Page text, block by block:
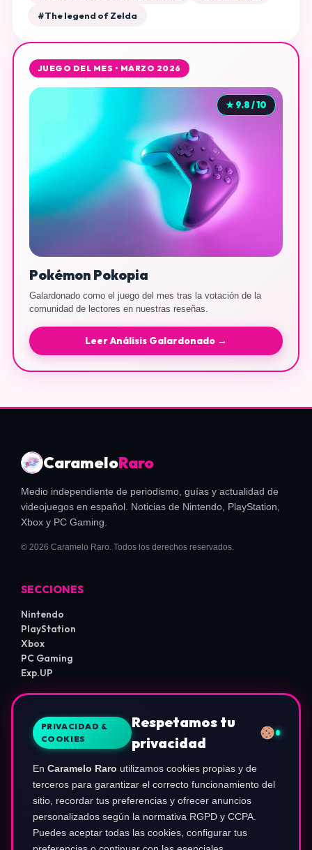
#The legend of Zelda
JUEGO DEL MES • MARZO 2026
★ 9.8 / 10
Pokémon Pokopia
Galardonado como el juego del mes tras la votación de la
comunidad de lectores en nuestras reseñas.
Leer Análisis Galardonado →
CarameloRaro
Medio independiente de periodismo, guías y actualidad de
videojuegos en español. Noticias de Nintendo, PlayStation,
Xbox y PC Gaming.
© 2026 Caramelo Raro. Todos los derechos reservados.
SECCIONES
Nintendo
PlayStation
Xbox
PC Gaming
Exp.UP
LEGAL E INFORMACIÓN
Sobre Nosotros
Política de Privacidad
Política de Cookies
Términos de Uso
Aviso de Afiliados
Configurar Cookies
PRIVACIDAD &
COOKIES
Respetamos tu
privacidad
En Caramelo Raro utilizamos cookies propias y de
terceros para garantizar el correcto funcionamiento del
sitio, recordar tus preferencias y ofrecer anuncios
personalizados según la normativa RGPD y CCPA.
Puedes aceptar todas las cookies, configurar tus